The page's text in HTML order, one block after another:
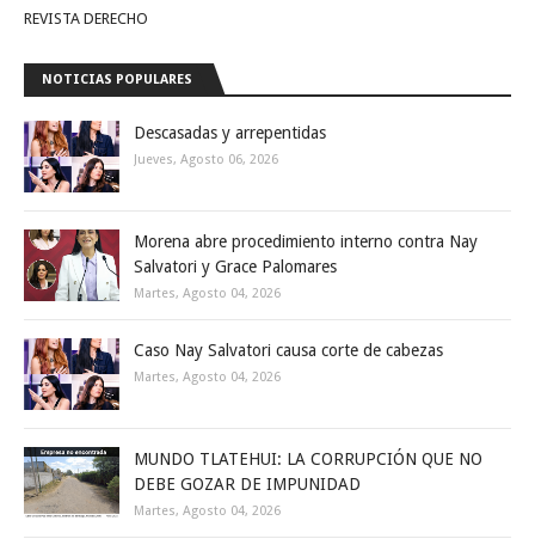
REVISTA DERECHO
NOTICIAS POPULARES
Descasadas y arrepentidas
Jueves, Agosto 06, 2026
Morena abre procedimiento interno contra Nay
Salvatori y Grace Palomares
Martes, Agosto 04, 2026
Caso Nay Salvatori causa corte de cabezas
Martes, Agosto 04, 2026
MUNDO TLATEHUI: LA CORRUPCIÓN QUE NO
DEBE GOZAR DE IMPUNIDAD
Martes, Agosto 04, 2026